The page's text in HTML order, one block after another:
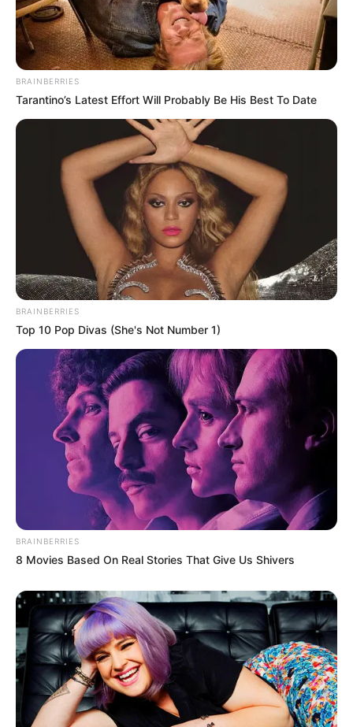
BRAINBERRIES
Tarantino’s Latest Effort Will Probably Be His Best To Date
BRAINBERRIES
Top 10 Pop Divas (She's Not Number 1)
BRAINBERRIES
8 Movies Based On Real Stories That Give Us Shivers